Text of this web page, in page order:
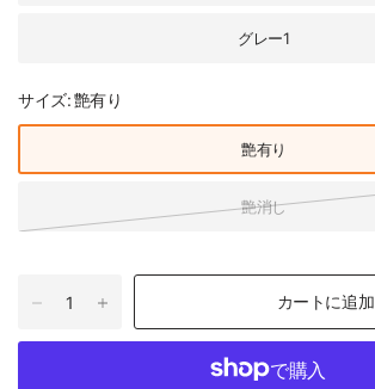
グレー1
サイズ:艶有り
艶有り
艶消し
カートに追加